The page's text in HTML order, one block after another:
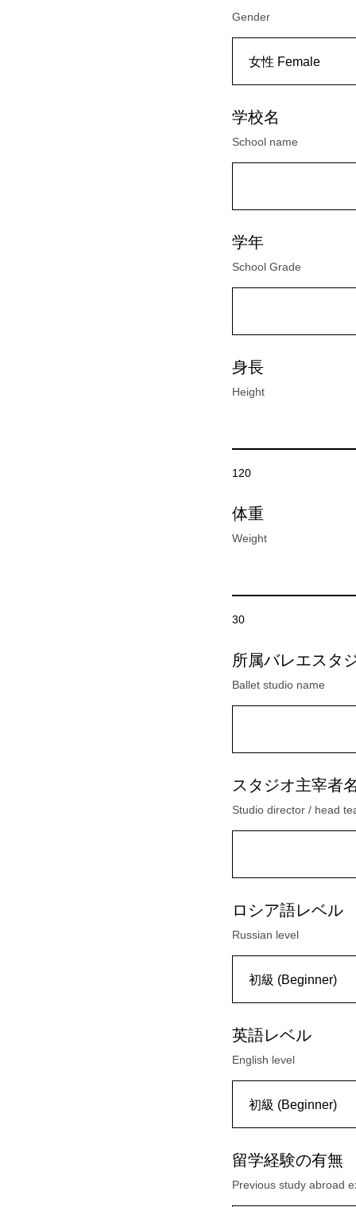
Gender
学校名
School name
学年
School Grade
身長
Height
120
体重
Weight
30
所属バレエスタ
Ballet studio name
スタジオ主宰者
Studio director / head
ロシア語レベル
Russian level
英語レベル
English level
留学経験の有無
Previous study abroad